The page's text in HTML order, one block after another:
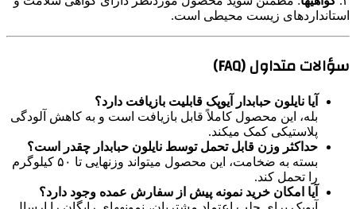
استانداردهای زیست محیطی است.
سؤالات متداول (FAQ)
آیا نایلون حبابدار آیوپک قابلیت بازیافت دارد؟
بله، این محصول کاملاً قابل بازیافت است و به کاهش آلودگی
پلاستیکی کمک میکند.
حداکثر وزن قابل تحمل توسط نایلون حبابدار چقدر است؟
بسته به ضخامت، این محصول میتواند وزنهایی تا ۵۰ کیلوگرم
را تحمل کند.
آیا امکان خرید نمونه پیش از سفارش عمده وجود دارد؟